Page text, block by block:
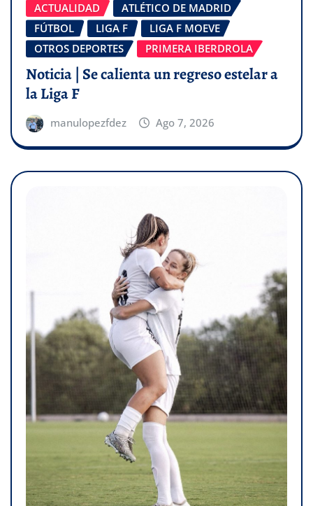
ACTUALIDAD
ATLÉTICO DE MADRID
FÚTBOL
LIGA F
LIGA F MOEVE
OTROS DEPORTES
PRIMERA IBERDROLA
Noticia | Se calienta un regreso estelar a
la Liga F
manulopezfdez Ago 7, 2026